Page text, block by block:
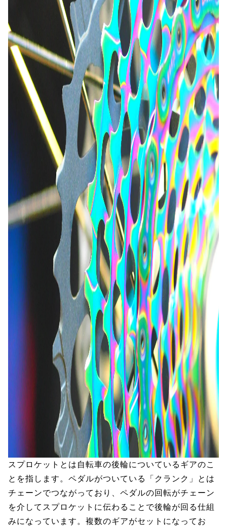
スプロケットとは自転車の後輪についているギアのこ
とを指します。ペダルがついている「クランク」とは
チェーンでつながっており、ペダルの回転がチェーン
を介してスプロケットに伝わることで後輪が回る仕組
みになっています。複数のギアがセットになってお